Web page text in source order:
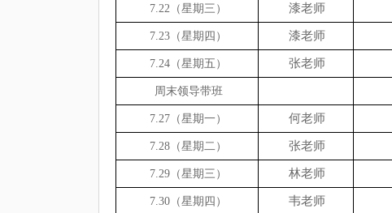
7.22（星期三） 漆老师
7.23（星期四） 漆老师
7.24（星期五） 张老师
周末领导带班
7.27（星期一） 何老师
7.28（星期二） 张老师
7.29（星期三） 林老师
7.30（星期四） 韦老师